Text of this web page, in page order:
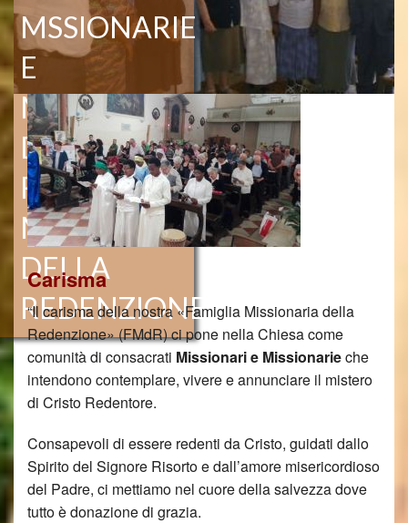
PROGETTI DI SOLIDARIETA’
IL PERIODICO
ARTICOLI RELIGIOSI E LIBRI
NEGOZIO ONLINE
VILLA CONCORDIA
MSSIONARIE
E
MISSIONARI
DELLA
FAMIGLIA
MISSIONARIA
DELLA
REDENZIONE
Carisma
“Il carisma della nostra «Famiglia Missionaria della
Redenzione» (FMdR) ci pone nella Chiesa come
comunità di consacrati Missionari e Missionarieche
intendono contemplare, vivere e annunciare il mistero
di Cristo Redentore.
Consapevoli di essere redenti da Cristo, guidati dallo
Spirito del Signore Risorto e dall’amore misericordioso
del Padre, ci mettiamo nel cuore della salvezza dove
tutto è donazione di grazia.